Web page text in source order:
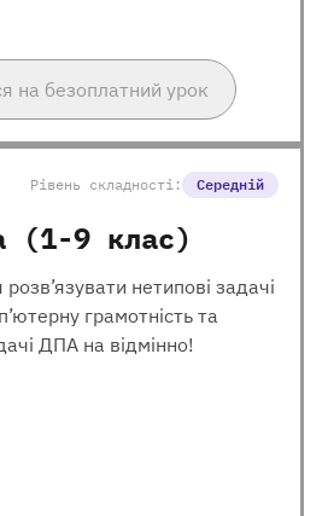
на безоплатний урок
Рівень складності: Середній
(1-9 клас)
нетипові задачі
грамотність та
ДПА на відмінно!